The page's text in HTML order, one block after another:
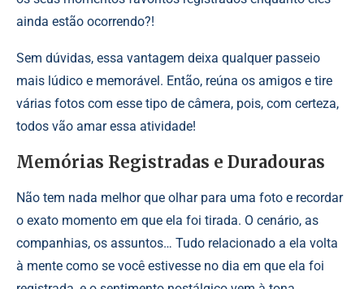
ainda estão ocorrendo?!
Sem dúvidas, essa vantagem deixa qualquer passeio
mais lúdico e memorável. Então, reúna os amigos e tire
várias fotos com esse tipo de câmera, pois, com certeza,
todos vão amar essa atividade!
Memórias Registradas e Duradouras
Não tem nada melhor que olhar para uma foto e recordar
o exato momento em que ela foi tirada. O cenário, as
companhias, os assuntos… Tudo relacionado a ela volta
à mente como se você estivesse no dia em que ela foi